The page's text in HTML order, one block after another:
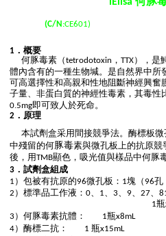
iElisa 何
(C/N :CE601)
1．概要
何豚毒素 （tetrodotoxin，TTX），是
體內含有的一種生物堿。是自然界中所
可高選擇性和高親和性地阻斷神經興
子量、非蛋白質的神經性毒素，其毒性
0.5mg即可致人於死命。
2．原理
本試劑盒采用間接競爭法。酶標板
中殘留的何豚毒素與微孔板上的抗原競
後，用TMB顯色，吸光值與樣品中何豚
3．試劑盒組成
1 ）包被有抗原的96微孔板： 1塊（96孔
2） 標準品工作液 ：0、1、3、9、27、
1瓶
3 ）何豚毒素抗體： 1瓶x8mL
4）酶標二抗： 1 瓶x15mL